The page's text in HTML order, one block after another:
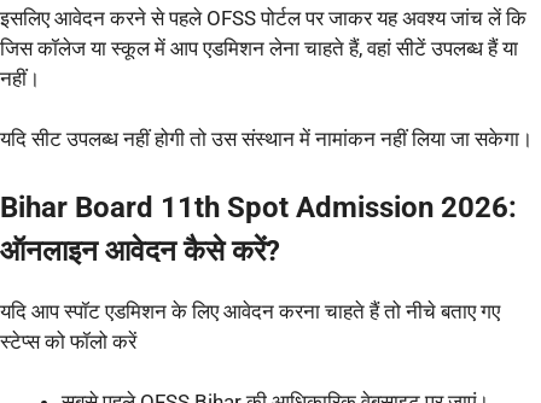
इसलिए आवेदन करने से पहले OFSS पोर्टल पर जाकर यह अवश्य जांच लें कि
जिस कॉलेज या स्कूल में आप एडमिशन लेना चाहते हैं, वहां सीटें उपलब्ध हैं या
नहीं।
यदि सीट उपलब्ध नहीं होगी तो उस संस्थान में नामांकन नहीं लिया जा सकेगा।
Bihar Board 11th Spot Admission 2026:
ऑनलाइन आवेदन कैसे करें?
यदि आप स्पॉट एडमिशन के लिए आवेदन करना चाहते हैं तो नीचे बताए गए
स्टेप्स को फॉलो करें